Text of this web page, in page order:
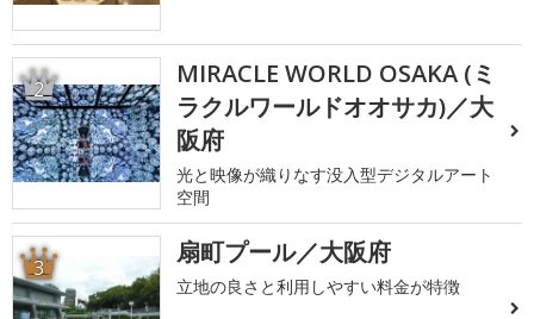
2
MIRACLE WORLD OSAKA (ミ
ラクルワールドオオサカ)／大
阪府
光と映像が織りなす没入型デジタルアート
空間
3 扇町プール／大阪府
立地の良さと利用しやすい料金が特徴